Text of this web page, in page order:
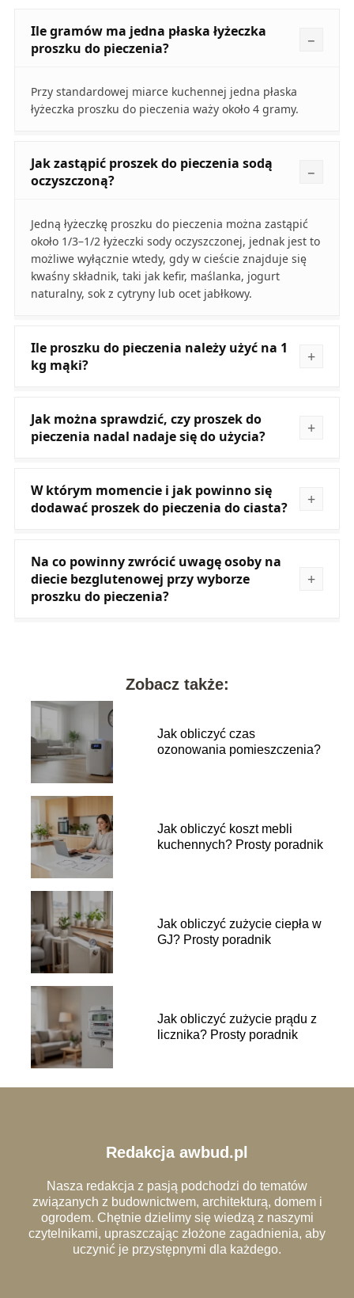
Ile gramów ma jedna płaska łyżeczka
proszku do pieczenia?
Przy standardowej miarce kuchennej jedna płaska
łyżeczka proszku do pieczenia waży około 4 gramy.
Jak zastąpić proszek do pieczenia sodą
oczyszczoną?
Jedną łyżeczkę proszku do pieczenia można zastąpić
około 1/3–1/2 łyżeczki sody oczyszczonej, jednak jest to
możliwe wyłącznie wtedy, gdy w cieście znajduje się
kwaśny składnik, taki jak kefir, maślanka, jogurt
naturalny, sok z cytryny lub ocet jabłkowy.
Ile proszku do pieczenia należy użyć na 1
kg mąki?
Jak można sprawdzić, czy proszek do
pieczenia nadal nadaje się do użycia?
W którym momencie i jak powinno się
dodawać proszek do pieczenia do ciasta?
Na co powinny zwrócić uwagę osoby na
diecie bezglutenowej przy wyborze
proszku do pieczenia?
Zobacz także:
Jak obliczyć czas
ozonowania pomieszczenia?
Jak obliczyć koszt mebli
kuchennych? Prosty poradnik
Jak obliczyć zużycie ciepła w
GJ? Prosty poradnik
Jak obliczyć zużycie prądu z
licznika? Prosty poradnik
Redakcja awbud.pl
Nasza redakcja z pasją podchodzi do tematów
związanych z budownictwem, architekturą, domem i
ogrodem. Chętnie dzielimy się wiedzą z naszymi
czytelnikami, upraszczając złożone zagadnienia, aby
uczynić je przystępnymi dla każdego.